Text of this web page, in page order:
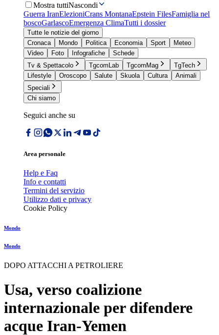
Mostra tuttiNascondi
Guerra IranElezioniCrans MontanaEpstein FilesFamiglia nel
boscoGarlascoEmergenza ClimaTutti i dossier
Tutte le notizie del giorno
Cronaca
Mondo Politica Economia Sport
Meteo
Video
Foto Infografiche
Schede
Tv & Spettacolo
TgcomLab TgcomMag
TgTech
Lifestyle
Oroscopo Salute Skuola Cultura
Animali
Speciali
Chi siamo
Seguici anche su
Area personale
Help e Faq
Info e contatti
Termini del servizio
Utilizzo dati e privacy
Cookie Policy
Mondo
Mondo
DOPO ATTACCHI A PETROLIERE
Usa, verso coalizione
internazionale per difendere
acque Iran-Yemen